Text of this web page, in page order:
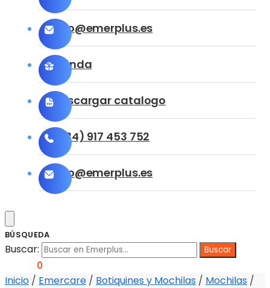
info@emerplus.es
Tienda
Descargar catalogo
(+34) 917 453 752
info@emerplus.es
BÚSQUEDA
Buscar:
0
Inicio / Emercare / Botiquines y Mochilas / Mochilas /